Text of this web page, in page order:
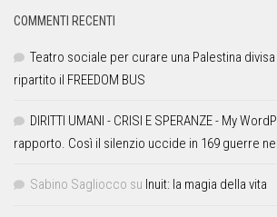
COMMENTI RECENTI
Teatro sociale per curare una Palestina
ripartito il FREEDOM BUS
DIRITTI UMANI - CRISI E SPERANZE - My
rapporto. Così il silenzio uccide in 169 guerre
Sabino Sagliocco su Inuit: la magia della vita